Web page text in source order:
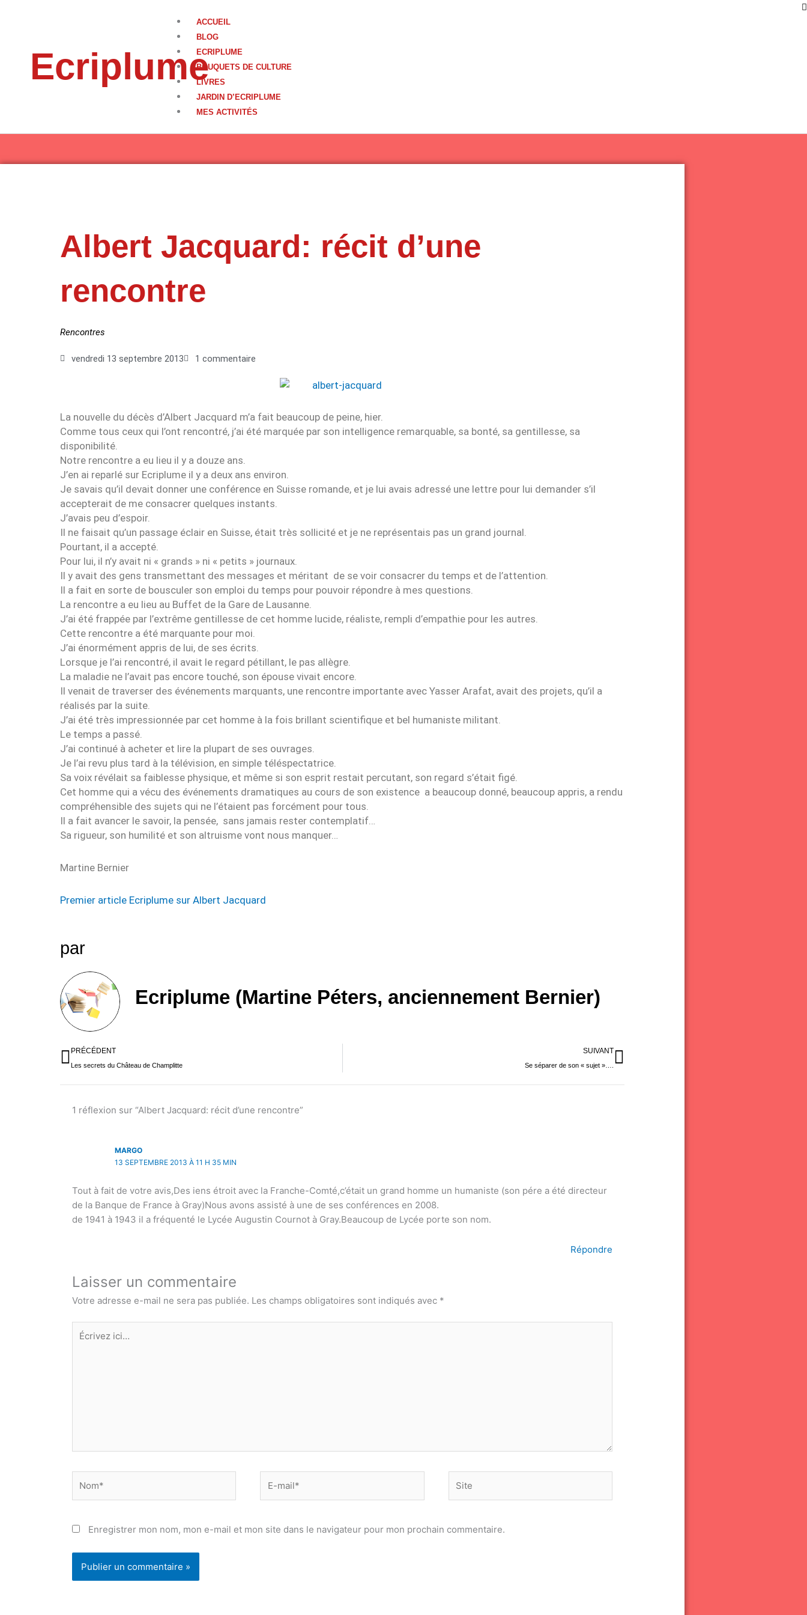
Ecriplume
ACCUEIL
BLOG
ECRIPLUME
BOUQUETS DE CULTURE
LIVRES
JARDIN D’ECRIPLUME
MES ACTIVITÉS
Albert Jacquard: récit d’une
rencontre
Rencontres
vendredi 13 septembre 2013 1 commentaire
La nouvelle du décès d’Albert Jacquard m’a fait beaucoup de peine, hier.
Comme tous ceux qui l’ont rencontré, j’ai été marquée par son intelligence remarquable, sa bonté, sa gentillesse, sa
disponibilité.
Notre rencontre a eu lieu il y a douze ans.
J’en ai reparlé sur Ecriplume il y a deux ans environ.
Je savais qu’il devait donner une conférence en Suisse romande, et je lui avais adressé une lettre pour lui demander s’il
accepterait de me consacrer quelques instants.
J’avais peu d’espoir.
Il ne faisait qu’un passage éclair en Suisse, était très sollicité et je ne représentais pas un grand journal.
Pourtant, il a accepté.
Pour lui, il n’y avait ni « grands » ni « petits » journaux.
Il y avait des gens transmettant des messages et méritant de se voir consacrer du temps et de l’attention.
Il a fait en sorte de bousculer son emploi du temps pour pouvoir répondre à mes questions.
La rencontre a eu lieu au Buffet de la Gare de Lausanne.
J’ai été frappée par l’extrême gentillesse de cet homme lucide, réaliste, rempli d’empathie pour les autres.
Cette rencontre a été marquante pour moi.
J’ai énormément appris de lui, de ses écrits.
Lorsque je l’ai rencontré, il avait le regard pétillant, le pas allègre.
La maladie ne l’avait pas encore touché, son épouse vivait encore.
Il venait de traverser des événements marquants, une rencontre importante avec Yasser Arafat, avait des projets, qu’il a
réalisés par la suite.
J’ai été très impressionnée par cet homme à la fois brillant scientifique et bel humaniste militant.
Le temps a passé.
J’ai continué à acheter et lire la plupart de ses ouvrages.
Je l’ai revu plus tard à la télévision, en simple téléspectatrice.
Sa voix révélait sa faiblesse physique, et même si son esprit restait percutant, son regard s’était figé.
Cet homme qui a vécu des événements dramatiques au cours de son existence a beaucoup donné, beaucoup appris, a rendu
compréhensible des sujets qui ne l’étaient pas forcément pour tous.
Il a fait avancer le savoir, la pensée, sans jamais rester contemplatif…
Sa rigueur, son humilité et son altruisme vont nous manquer…
Martine Bernier
Premier article Ecriplume sur Albert Jacquard
par
Ecriplume (Martine Péters, anciennement Bernier)
Précédent
PRÉCÉDENT
Les secrets du Château de Champlitte
SUIVANT
Se séparer de son « sujet »….
Suivant
1 réflexion sur “Albert Jacquard: récit d’une rencontre”
MARGO
13 SEPTEMBRE 2013 À 11 H 35 MIN
Tout à fait de votre avis,Des iens étroit avec la Franche-Comté,c’était un grand homme un humaniste (son pére a été directeur
de la Banque de France à Gray)Nous avons assisté à une de ses conférences en 2008.
de 1941 à 1943 il a fréquenté le Lycée Augustin Cournot à Gray.Beaucoup de Lycée porte son nom.
Répondre
Laisser un commentaire
Votre adresse e-mail ne sera pas publiée. Les champs obligatoires sont indiqués avec *
Écrivez
ici…
mail*
Enregistrer mon nom, mon e-mail et mon site dans le navigateur pour mon prochain commentaire.